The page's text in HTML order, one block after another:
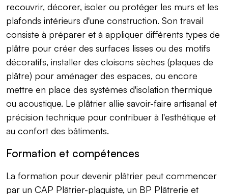
recouvrir, décorer, isoler ou protéger les murs et les
plafonds intérieurs d'une construction. Son travail
consiste à préparer et à appliquer différents types de
plâtre pour créer des surfaces lisses ou des motifs
décoratifs, installer des cloisons sèches (plaques de
plâtre) pour aménager des espaces, ou encore
mettre en place des systèmes d'isolation thermique
ou acoustique. Le plâtrier allie savoir-faire artisanal et
précision technique pour contribuer à l'esthétique et
au confort des bâtiments.
Formation et compétences
La formation pour devenir plâtrier peut commencer
par un CAP Plâtrier-plaquiste, un BP Plâtrerie et